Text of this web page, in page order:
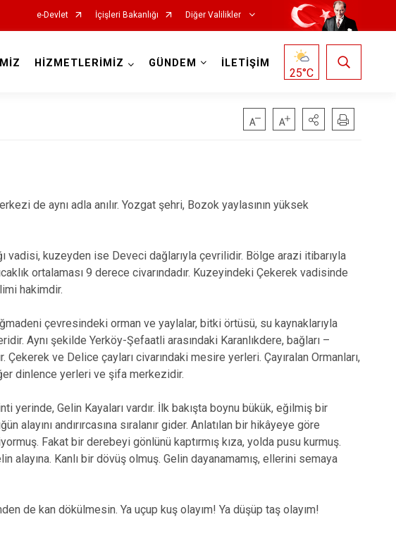
e-Devlet İçişleri Bakanlığı Diğer Valilikler
HİZMETLERİMİZ GÜNDEM İLETİŞİM
25°C
de aynı adla anılır. Yozgat şehri, Bozok yaylasının yüksek
vadisi, kuzeyden ise Deveci dağlarıyla çevrilidir. Bölge arazi itibarıyla
ortalaması 9 derece civarındadır. Kuzeyindeki Çekerek vadisinde
hakimdir.
çevresindeki orman ve yaylalar, bitki örtüsü, su kaynaklarıyla
Aynı şekilde Yerköy-Şefaatli arasındaki Karanlıkdere, bağları –
Çekerek ve Delice çayları civarındaki mesire yerleri. Çayıralan Ormanları,
dinlence yerleri ve şifa merkezidir.
yerinde, Gelin Kayaları vardır. İlk bakışta boynu bükük, eğilmiş bir
alayını andırırcasına sıralanır gider. Anlatılan bir hikâyeye göre
Fakat bir derebeyi gönlünü kaptırmış kıza, yolda pusu kurmuş.
alayına. Kanlı bir dövüş olmuş. Gelin dayanamamış, ellerini semaya
de kan dökülmesin. Ya uçup kuş olayım! Ya düşüp taş olayım!